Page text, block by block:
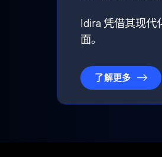
Idira 凭借其现代
面。
了解更多